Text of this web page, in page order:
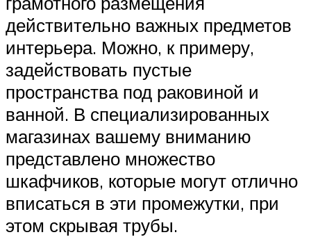
действительно важных предметов
интерьера. Можно, к примеру,
задействовать пустые
пространства под раковиной и
ванной. В специализированных
магазинах вашему вниманию
представлено множество
шкафчиков, которые могут отлично
вписаться в эти промежутки, при
этом скрывая трубы.